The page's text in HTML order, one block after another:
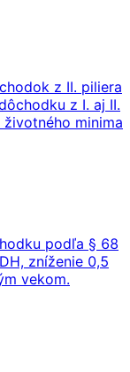
z II. piliera
z I. aj II.
minima
podľa § 68
zníženie 0,5
vekom.